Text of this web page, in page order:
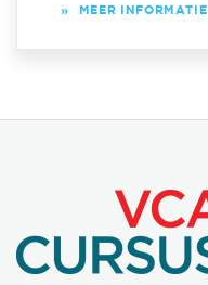
» MEER INFORMATIE